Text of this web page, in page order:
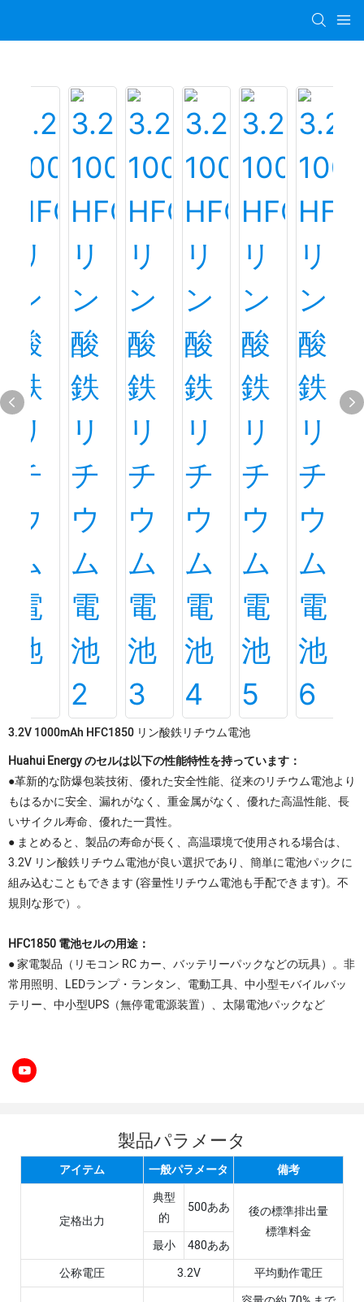
3.2V 1000mAh HFC1850 リン酸鉄リチウム電池
Huahui Energy のセルは以下の性能特性を持っています：
●革新的な防爆包装技術、優れた安全性能、従来のリチウム電池より
もはるかに安全、漏れがなく、重金属がなく、優れた高温性能、長
いサイクル寿命、優れた一貫性。
● まとめると、製品の寿命が長く、高温環境で使用される場合は、
3.2V リン酸鉄リチウム電池が良い選択であり、簡単に電池パックに
組み込むこともできます (容量性リチウム電池も手配できます)。不
規則な形で）。
HFC1850 電池セルの用途：
● 家電製品（リモコン RC カー、バッテリーパックなどの玩具）。非
常用照明、LEDランプ・ランタン、電動工具、中小型モバイルバッ
テリー、中小型UPS（無停電電源装置）、太陽電池パックなど
製品パラメータ
アイテム 一般パラメータ 備考
定格出力
典型
的
500ああ
後の標準排出量
標準料金
最小
480ああ
公称電圧
3.2V 平均動作電圧